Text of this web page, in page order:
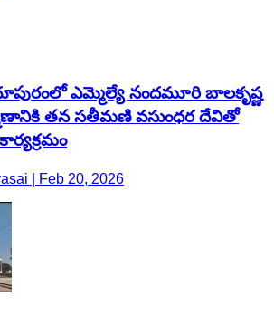
ఎమ్మెల్యే నందమూరి బాలకృష్ణ
తన సతీమణి వసుంధర దేవితో
| Feb 20, 2026